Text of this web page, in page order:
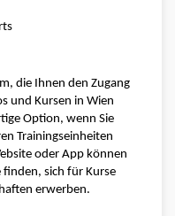
die Ihnen den Zugang
und Kursen in Wien
Option, wenn Sie
Trainingseinheiten
oder App können
finden, sich für Kurse
erwerben.